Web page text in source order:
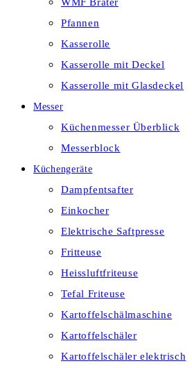
Pfannen
Kasserolle
Kasserolle mit Deckel
Kasserolle mit Glasdeckel
Messer
Küchenmesser Überblick
Messerblock
Küchengeräte
Dampfentsafter
Einkocher
Elektrische Saftpresse
Fritteuse
Heissluftfriteuse
Tefal Friteuse
Kartoffelschälmaschine
Kartoffelschäler
Kartoffelschäler elektrisch